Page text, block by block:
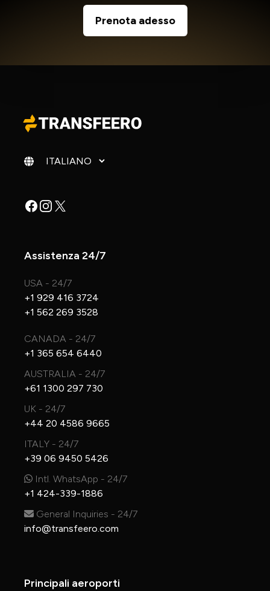
Prenota adesso
Cambia lingua
Facebook
Instagram
X
Assistenza 24/7
USA - 24/7
+1 929 416 3724
+1 562 269 3528
CANADA - 24/7
+1 365 654 6440
AUSTRALIA - 24/7
+61 1300 297 730
UK - 24/7
+44 20 4586 9665
ITALY - 24/7
+39 06 9450 5426
Intl. WhatsApp - 24/7
+1 424-339-1886
General Inquiries - 24/7
info@transfeero.com
Principali aeroporti